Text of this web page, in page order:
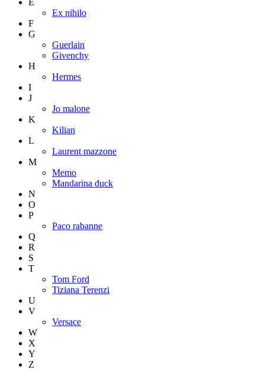
E
Ex nihilo
F
G
Guerlain
Givenchy
H
Hermes
I
J
Jo malone
K
Kilian
L
Laurent mazzone
M
Memo
Mandarina duck
N
O
P
Paco rabanne
Q
R
S
T
Tom Ford
Tiziana Terenzi
U
V
Versace
W
X
Y
Z